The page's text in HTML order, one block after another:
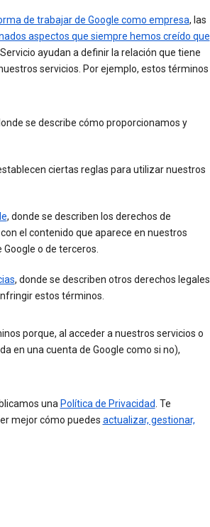
de trabajar de Google como empresa, las
aspectos que siempre hemos creído que
ayudan a definir la relación que tiene
servicios. Por ejemplo, estos términos
se describe cómo proporcionamos y
ciertas reglas para utilizar nuestros
, donde se describen los derechos de
el contenido que aparece en nuestros
o de terceros.
, donde se describen otros derechos legales
estos términos.
porque, al acceder a nuestros servicios o
en una cuenta de Google como si no),
una Política de Privacidad . Te
mejor cómo puedes actualizar, gestionar,